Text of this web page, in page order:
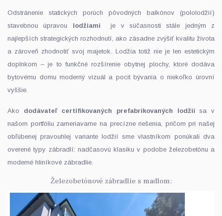
Odstránenie statických porúch pôvodných balkónov (pololodžií)
stavebnou úpravou lodžiami je v súčasnosti stále jedným z
najlepších strategických rozhodnutí, ako zásadne zvýšiť kvalitu života
a zároveň zhodnotiť svoj majetok. Lodžia totiž nie je len estetickým
doplnkom – je to funkčné rozšírenie obytnej plochy, ktoré dodáva
bytovému domu moderný vizuál a pocit bývania o niekoľko úrovní
vyššie.
Ako dodávateľ certifikovaných prefabrikovaných lodžiísa v
našom portfóliu zameriavame na precízne riešenia, pričom pri našej
obľúbenej pravouhlej variante lodžií sme vlastníkom ponúkali dva
overené typy zábradlí: nadčasovú klasiku v podobe železobetónu a
moderné hliníkové zábradlie.
Železobetónové zábradlie s madlom: